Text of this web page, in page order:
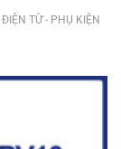
TỪ - PHỤ KIỆN